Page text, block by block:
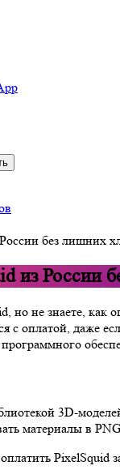
без лишних
из России
но не знаете,
с оплатой, даже
3D-
материалы в
PixelSquid